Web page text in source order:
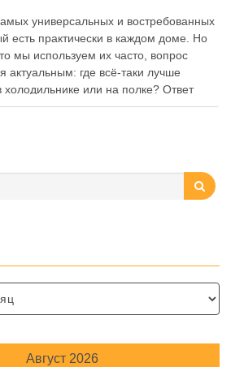
универсальных и востребованных
есть практически в каждом доме. Но
мы используем их часто, вопрос
актуальным: где всё-таки лучше
или на полке? Ответ
факторов, включая температуру
Август 2026